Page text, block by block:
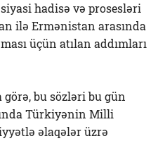
hadisə və prosesləri
ilə Ermənistan arasında
üçün atılan addımları
bu sözləri bu gün
Türkiyənin Milli
əlaqələr üzrə